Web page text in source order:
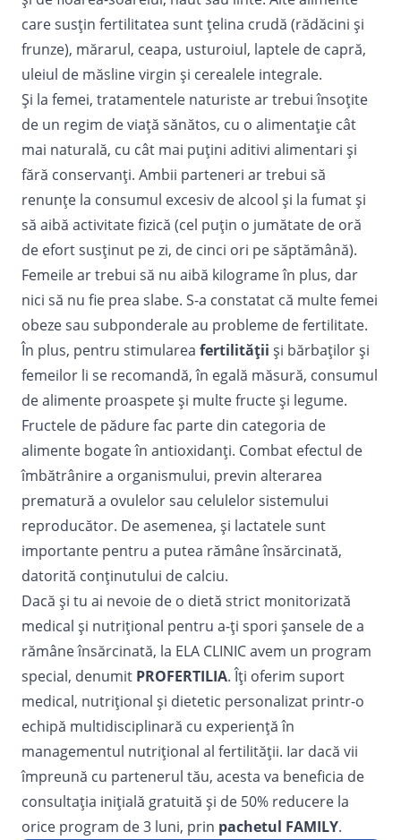
care susţin fertilitatea sunt țelina crudă (rădăcini și
frunze), mărarul, ceapa, usturoiul, laptele de capră,
uleiul de măsline virgin și cerealele integrale.
Și la femei, tratamentele naturiste ar trebui însoțite
de un regim de viață sănătos, cu o alimentație cât
mai naturală, cu cât mai puțini aditivi alimentari şi
fără conservanți. Ambii parteneri ar trebui să
renunțe la consumul excesiv de alcool și la fumat şi
să aibă activitate fizică (cel puțin o jumătate de oră
de efort susținut pe zi, de cinci ori pe săptămână).
Femeile ar trebui să nu aibă kilograme în plus, dar
nici să nu fie prea slabe. S-a constatat că multe femei
obeze sau subponderale au probleme de fertilitate.
În plus, pentru stimularea fertilităţii şi bărbaţilor şi
femeilor li se recomandă, în egală măsură, consumul
de alimente proaspete şi multe fructe şi legume.
Fructele de pădure fac parte din categoria de
alimente bogate în antioxidanţi. Combat efectul de
îmbătrânire a organismului, previn alterarea
prematură a ovulelor sau celulelor sistemului
reproducător. De asemenea, şi lactatele sunt
importante pentru a putea rămâne însărcinată,
datorită conţinutului de calciu.
Dacă și tu ai nevoie de o dietă strict monitorizată
medical și nutrițional pentru a-ți spori șansele de a
rămâne însărcinată, la ELA CLINIC avem un program
special, denumit PROFERTILIA. Îți oferim suport
medical, nutrițional și dietetic personalizat printr-o
echipă multidisciplinară cu experiență în
managementul nutrițional al fertilității. Iar dacă vii
împreună cu partenerul tău, acesta va beneficia de
consultația inițială gratuită și de 50% reducere la
orice program de 3 luni, prin pachetul FAMILY.